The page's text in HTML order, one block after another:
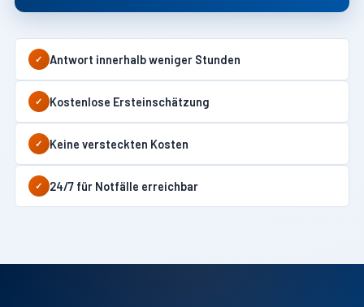
✓ Antwort innerhalb weniger Stunden
✓ Kostenlose Ersteinschätzung
✓ Keine versteckten Kosten
✓ 24/7 für Notfälle erreichbar